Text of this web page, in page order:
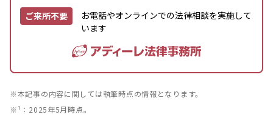
ご来所不要
お電話やオンラインでの法律相談を実施して
います
※本記事の内容に関しては執筆時点の情報となります。
※¹：2025年5月時点。